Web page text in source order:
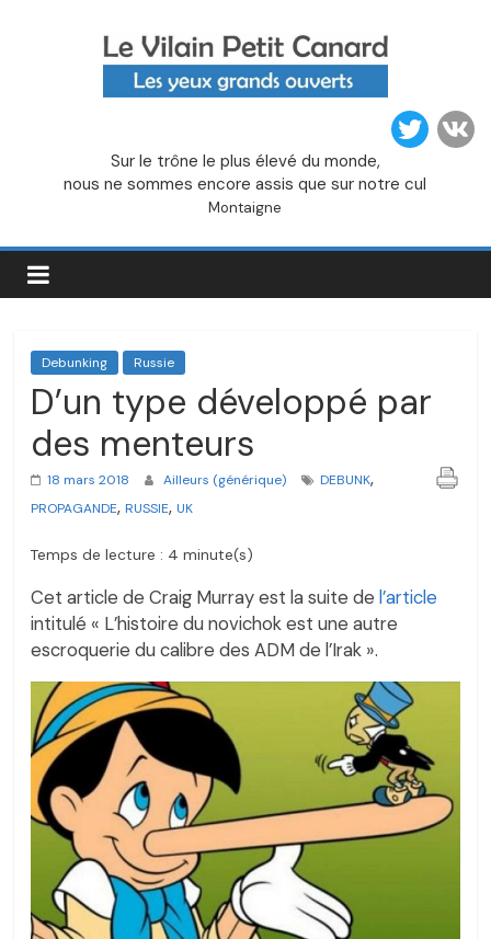
Vilain
Petit
Canard
Sur le trône le plus élevé du monde,
nous ne sommes encore assis que sur notre cul
Montaigne
Debunking Russie
D’un type développé par
des menteurs
18 mars 2018 Ailleurs (générique) DEBUNK,
PROPAGANDE,RUSSIE,UK
Temps de lecture : 4 minute(s)
Cet article de Craig Murray est la suite del’article
intitulé « L’histoire du novichok est une autre
escroquerie du calibre des ADM de l’Irak ».